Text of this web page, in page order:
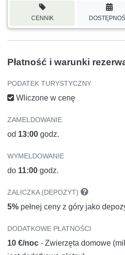
CENNIK
Płatność i warunki
PODATEK TURYSTYCZNY
Wliczone w cenę
ZAMELDOWANIE
od 13:00 godz.
WYMELDOWANIE
do 11:00 godz.
ZALICZKA (DEPOZYT)
5% pełnej ceny z góry jako
DODATKOWE PŁATNOŚCI
10 €/noc - Zwierzęta domowe